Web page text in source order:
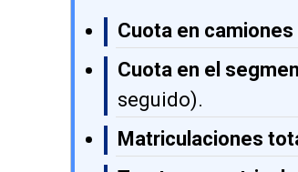
Cuota en
Cuota en el
seguido).
Matriculaciones